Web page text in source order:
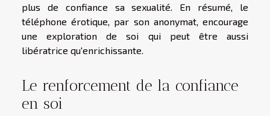
plus de confiance sa sexualité. En résumé, le
téléphone érotique, par son anonymat, encourage
une exploration de soi qui peut être aussi
libératrice qu'enrichissante.
Le renforcement de la confiance
en soi